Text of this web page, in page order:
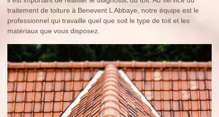
traitement de toiture à Benevent L Abbaye, notre équipe est le
professionnel qui travaille quel que soit le type de toit et les
matériaux que vous disposez.